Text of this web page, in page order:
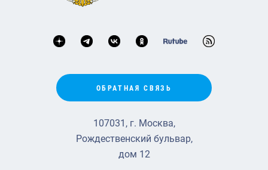
ОБРАТНАЯ СВЯЗЬ
107031, г. Москва,
Рождественский бульвар,
дом 12